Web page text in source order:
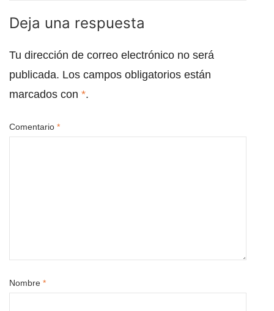
Deja una respuesta
Tu dirección de correo electrónico no será
publicada. Los campos obligatorios están
marcados con *.
Comentario *
Nombre *